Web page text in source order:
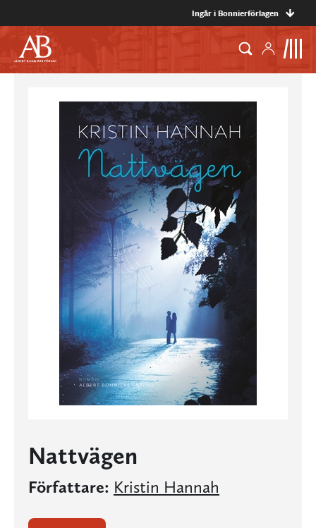
Ingår i Bonnierförlagen
Nattvägen
Författare: Kristin Hannah